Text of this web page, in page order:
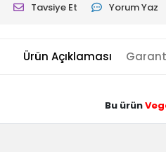
Tavsiye Et Yorum Yaz
Ürün Açıklaması
Bu ürün